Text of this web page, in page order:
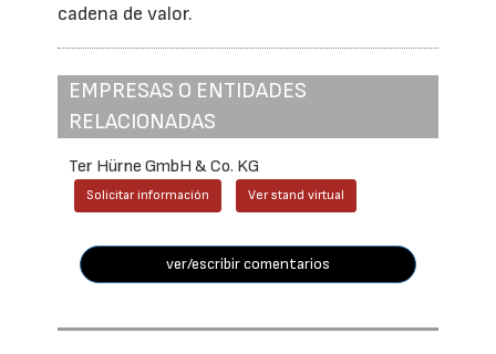
cadena de valor.
EMPRESAS O ENTIDADES
RELACIONADAS
Ter Hürne GmbH & Co. KG
Solicitar información Ver stand virtual
ver/escribir comentarios